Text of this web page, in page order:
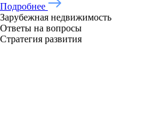
Подробнее
Зарубежная недвижимость
Ответы на вопросы
Стратегия развития